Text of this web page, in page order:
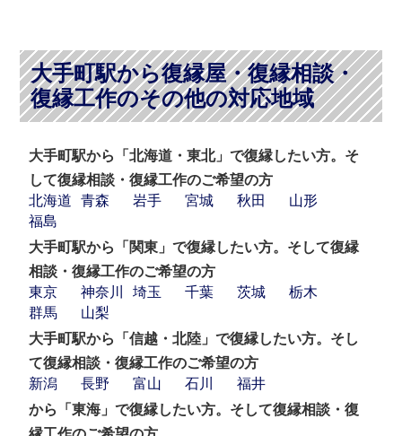
大手町駅から復縁屋・復縁相談・
復縁工作のその他の対応地域
大手町駅から「北海道・東北」で復縁したい方。そ
して復縁相談・復縁工作のご希望の方
北海道
青森 岩手 宮城 秋田
山形
福島
大手町駅から「関東」で復縁したい方。そして復縁
相談・復縁工作のご希望の方
東京
神奈川 埼玉 千葉 茨城
栃木
群馬
山梨
大手町駅から「信越・北陸」で復縁したい方。そし
て復縁相談・復縁工作のご希望の方
新潟
長野 富山 石川
福井
から「東海」で復縁したい方。そして復縁相談・復